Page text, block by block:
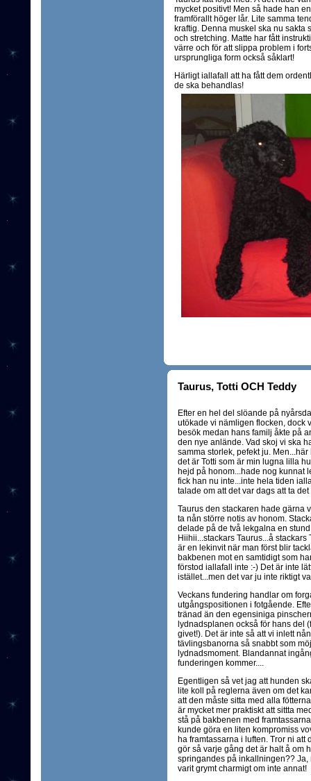
mycket positivt! Men så hade han
framförallt höger lår. Lite samma
kraftig. Denna muskel ska nu sakta
och stretching. Matte har fått
värre och för att slippa problem i
ursprungliga form också såklart!
Härligt iallafall att ha fått dem
de ska behandlas!
Taurus, Totti OCH Teddy
Efter en hel del slöande på
utökade vi nämligen flocken, dock
besök medan hans familj åkte på
den nye anlände. Vad skoj vi ska
samma storlek, pefekt ju.
det är Totti som är min lugna lilla
hejd på honom...hade nog kunnat
fick han nu inte...inte hela tiden
talade om att det var dags att ta det
Taurus den stackaren hade gärna
ta nån större notis av honom.
delade på de två lekgalna en
Hiihii...stackars Taurus...å
är en lekinvit när man först blir
bakbenen mot en samtidigt som
förstod iallafall inte :-) Det är inte
istället...men det var ju inte riktigt
Veckans fundering handlar om
utgångspositionen i fotgående.
tränad än den egensiniga
lydnadsplanen också för hans del
givet!). Det är inte så att vi inlett
tävlingsbanorna så snabbt som
lydnadsmoment. Blandannat
funderingen kommer....
Egentligen så vet jag att hunden
lite koll på reglerna även om det
att den måste sitta med alla
är mycket mer praktiskt att sittta
stå på bakbenen med
kunde göra en liten kompromiss
ha framtassarna i luften. Tror ni
gör så varje gång det är halt å om
springandes på inkallningen??
varit grymt charmigt om inte annat!